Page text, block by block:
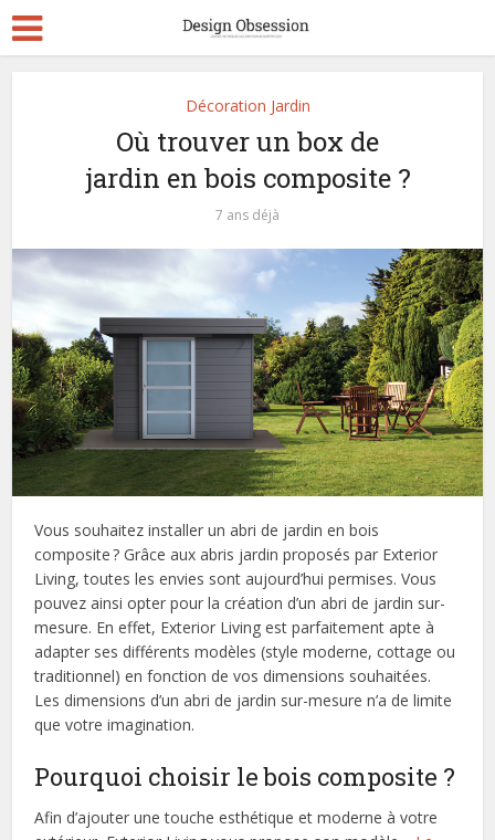
Décoration Jardin
Où trouver un box de
jardin en bois composite ?
7 ans déjà
Vous souhaitez installer un abri de jardin en bois
composite ? Grâce aux abris jardin proposés par Exterior
Living, toutes les envies sont aujourd’hui permises. Vous
pouvez ainsi opter pour la création d’un abri de jardin sur-
mesure. En effet, Exterior Living est parfaitement apte à
adapter ses différents modèles (style moderne, cottage ou
traditionnel) en fonction de vos dimensions souhaitées.
Les dimensions d’un abri de jardin sur-mesure n’a de limite
que votre imagination.
Pourquoi choisir le bois composite ?
Afin d’ajouter une touche esthétique et moderne à votre